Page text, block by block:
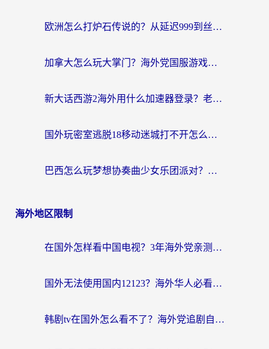
欧洲怎么打炉石传说的？从延迟999到丝滑上分，我找到了靠谱加速器
加拿大怎么玩大掌门？海外党国服游戏加速避坑指南（附实用工具推荐）
新大话西游2海外用什么加速器登录？老玩家亲测有效的国服游戏加速指南
国外玩密室逃脱18移动迷城打不开怎么办？海外玩家亲测有效的解决指南
巴西怎么玩梦想协奏曲少女乐团派对？海外党必看的国服游戏加速全攻略（附波兰天涯明月刀实用技巧）
海外地区限制
在国外怎样看中国电视？3年海外党亲测有效的追剧加速器指南
国外无法使用国内12123？海外华人必看：选对回国加速器，解决迪拜语音+12123访问难题
韩剧tv在国外怎么看不了？海外党追剧自由的终极解决方案来了